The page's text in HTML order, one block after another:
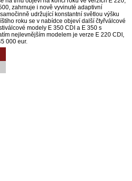
zahrnuje i nově vyvinuté adaptivní
udržující konstantní světlou výšku
roku se v nabídce objeví další čtyřválcové
modely E 350 CDI a E 350 s
nejlevnějším modelem je verze E 220 CDI,
000 eur.